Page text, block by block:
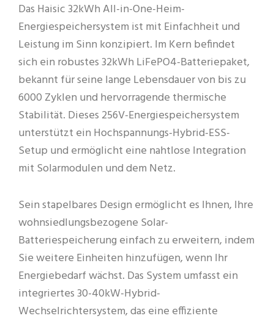
Das Haisic 32kWh All-in-One-Heim-
Energiespeichersystem ist mit Einfachheit und
Leistung im Sinn konzipiert. Im Kern befindet
sich ein robustes 32kWh LiFePO4-Batteriepaket,
bekannt für seine lange Lebensdauer von bis zu
6000 Zyklen und hervorragende thermische
Stabilität. Dieses 256V-Energiespeichersystem
unterstützt ein Hochspannungs-Hybrid-ESS-
Setup und ermöglicht eine nahtlose Integration
mit Solarmodulen und dem Netz.
Sein stapelbares Design ermöglicht es Ihnen, Ihre
wohnsiedlungsbezogene Solar-
Batteriespeicherung einfach zu erweitern, indem
Sie weitere Einheiten hinzufügen, wenn Ihr
Energiebedarf wächst. Das System umfasst ein
integriertes 30-40kW-Hybrid-
Wechselrichtersystem, das eine effiziente